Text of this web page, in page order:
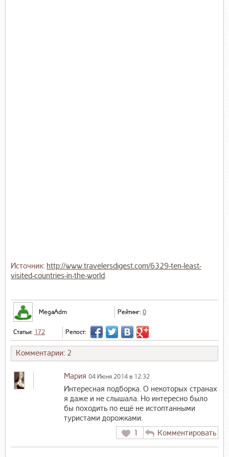
Источник: http://www.travelersdigest.com/6329-ten-least-
visited-countries-in-the-world.
MegaAdm Рейтинг: 0
Статьи: 172 Репост:
Комментарии: 2
Мария 04 Июня 2014 в 12:32
Интересная подборка. О некоторых странах
я даже и не слышала. Но интересно было
бы походить по ещё не истоптанными
туристами дорожками.
1
Комментировать